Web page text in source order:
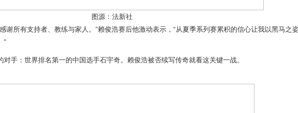
图源：法新社
谢所有支持者、教练与家人。”赖俊浩赛后他激动表示，“从夏季系列赛累积的信心让我以黑马之
”
手：世界排名第一的中国选手石宇奇。赖俊浩被否续写传奇就看这关键一战。